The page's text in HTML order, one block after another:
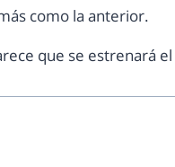
como la anterior.
que se estrenará